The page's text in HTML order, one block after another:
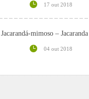
17 out 2018
mimoso –
04 out 2018